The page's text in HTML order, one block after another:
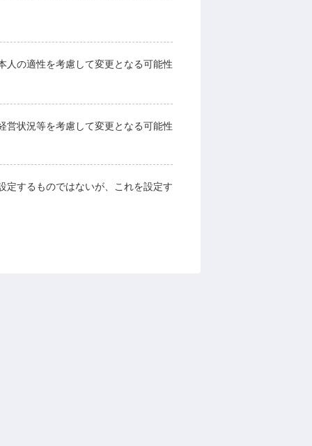
人の適性を考慮して変更となる可能性
営状況等を考慮して変更となる可能性
定するものではないが、これを設定す